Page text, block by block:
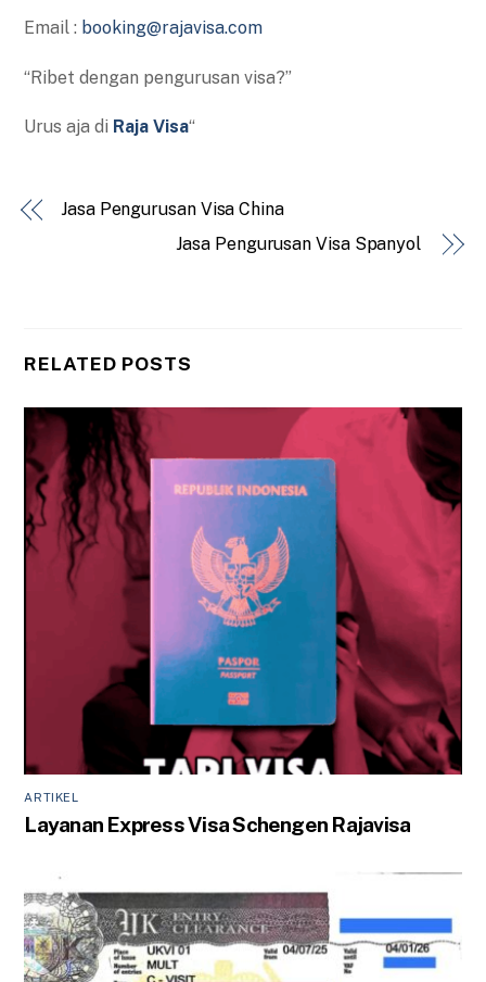
Email : booking@rajavisa.com
“Ribet dengan pengurusan visa?”
Urus aja di Raja Visa“
Jasa Pengurusan Visa China
Jasa Pengurusan Visa Spanyol
RELATED POSTS
ARTIKEL
Layanan Express Visa Schengen Rajavisa